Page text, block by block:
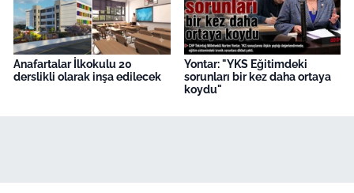
Anafartalar İlkokulu 20
derslikli olarak inşa edilecek
Yontar: "YKS Eğitimdeki
sorunları bir kez daha ortaya
koydu"